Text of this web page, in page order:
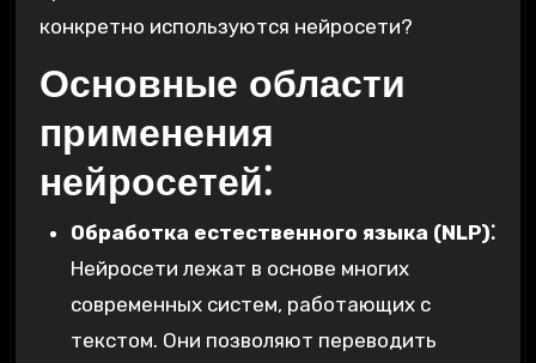
конкретно используются нейросети?
Основные области
применения
нейросетей⁚
Обработка естественного языка (NLP)⁚
Нейросети лежат в основе многих
современных систем, работающих с
текстом. Они позволяют переводить